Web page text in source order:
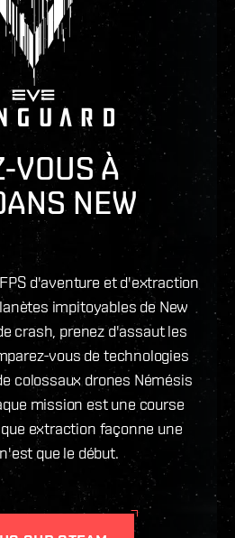
VOUS À
NEW
d'aventure et d'extraction
impitoyables de New
crash, prenez d'assaut les
vous de technologies
colossaux drones Némésis
mission est une course
extraction façonne une
que le début.